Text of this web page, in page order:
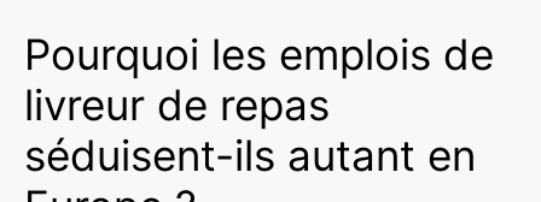
Pourquoi les emplois de
livreur de repas
séduisent-ils autant en